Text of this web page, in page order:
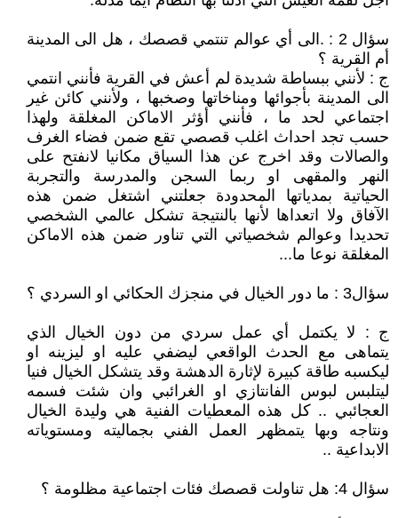
سؤال 2 : .الى أي عوالم تنتمي قصصك ، هل الى المدينة
أم القرية ؟
ج : لأنني ببساطة شديدة لم أعش في القرية فأنني انتمي
الى المدينة بأجوائها ومناخاتها وصخبها ، ولأنني كائن غير
اجتماعي لحد ما ، فأنني أؤثر الاماكن المغلقة ولهذا
حسب تجد احداث اغلب قصصي تقع ضمن فضاء الغرف
والصالات وقد اخرج عن هذا السياق مكانيا لانفتح على
النهر والمقهى او ربما السجن والمدرسة والتجربة
الحياتية بمدياتها المحدودة جعلتني اشتغل ضمن هذه
الآفاق ولا اتعداها لأنها بالنتيجة تشكل عالمي الشخصي
تحديدا وعوالم شخصياتي التي تناور ضمن هذه الاماكن
المغلقة نوعا ما...
سؤال3 : ما دور الخيال في منجزك الحكائي او السردي ؟
ج : لا يكتمل أي عمل سردي من دون الخيال الذي
يتماهى مع الحدث الواقعي ليضفي عليه او ليزينه او
ليكسبه طاقة كبيرة لإثارة الدهشة وقد يتشكل الخيال فنيا
ليتلبس لبوس الفانتازي او الغرائبي وان شئت فسمه
العجائبي .. كل هذه المعطيات الفنية هي وليدة الخيال
ونتاجه وبها يتمظهر العمل الفني بجماليته ومستوياته
الابداعية ..
سؤال 4: هل تناولت قصصك فئات اجتماعية مظلومة ؟